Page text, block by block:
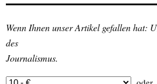
Wenn Ihnen unser Artikel gefallen hat:
des
Journalismus.